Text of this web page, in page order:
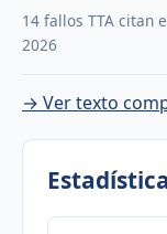
14 fallos TTA citan
2026
→ Ver texto